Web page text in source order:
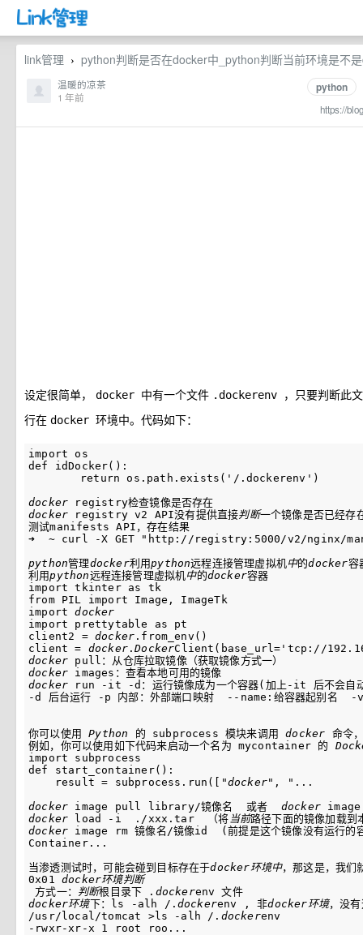
link管理 › python判断是否在docker中_python判断当前环境是不
python
https://
温暖的凉茶
1 年前
设定很简单， docker 中有一个文件 .dockerenv
，只要判断此
行在 docker 环境中。代码如下：
import
def
idDocker( ) :
return os . path . exists ( '/.dockerenv' )
docker
docker registry v2 API没有提供直接判断一个镜像是否已经存
测试manifests API，存在结果
➜  ~ curl -X GET "http://registry:5000/v2/nginx/
python管理docker利用python远程连接管理虚拟机中的docker容
利用python远程连接管理虚拟机中的docker容器
import tkinter as tk
from PIL import Image, ImageTk
import docker
import prettytable as pt
client2 = docker .from_env()
client = docker.Docker
docker
docker
docker run -it -d：运行镜像成为一个容器(加上-it 后不会
-d 后台运行 -p 内部：外部端口映射  --name:给容器起别
你可以使用 Python 的 subprocess 模块来调用 docker 命令
例如，你可以使用如下代码来启动一个名为 mycontainer 的
import subprocess
def start_container():
    result = subprocess.run(["
docker", "...
docker image pull library/镜像名  或者 docker
docker load -i  ./xxx.tar  （将当前
docker image rm 镜像名/镜像id  (前提是这个镜像没有运行的
Container...
当渗透测试时，可能会碰到目标存在于docker环境中，那这是，我们
0x01 docker环境判断
方式一： 判断根目录下 . docker
env 文件
docker环境下：ls -alh /. dockerenv , 非docker环境，没
/usr/local/tomcat >ls -alh /. dockerenv
-rwxr-xr-x 1 root roo...